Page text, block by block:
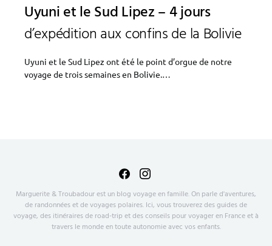
Uyuni et le Sud Lipez – 4 jours
d’expédition aux confins de la Bolivie
Uyuni et le Sud Lipez ont été le point d’orgue de notre
voyage de trois semaines en Bolivie.…
Marguerite & Troubadour est un blog voyage en famille. On parle d'aventures,
de randonnées et de voyages polaires. Ici, vous trouverez des guides de
voyage, des itinéraires de road-trip et des conseils pour voyager en France et à
travers le monde en toute autonomie avec vos enfants.